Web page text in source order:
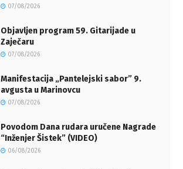
07/08/2026
Objavljen program 59. Gitarijade u
Zaječaru
07/08/2026
Manifestacija „Pantelejski sabor” 9.
avgusta u Marinovcu
07/08/2026
Povodom Dana rudara uručene Nagrade
“Inženjer Šistek” (VIDEO)
06/08/2026